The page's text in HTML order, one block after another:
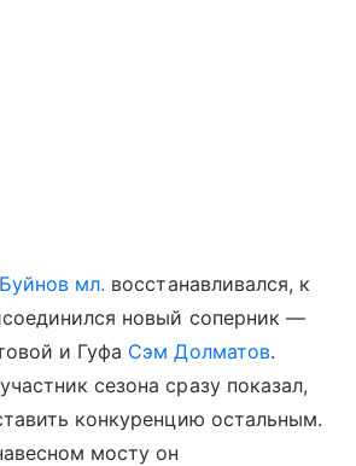
мл. восстанавливался, к
новый соперник —
и Гуфа Сэм Долматов.
сезона сразу показал,
конкуренцию остальным.
мосту он